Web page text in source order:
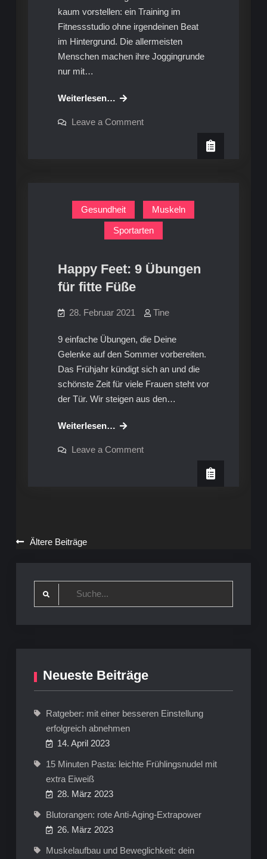
kaum vorstellen: ein Training im
Fitnessstudio ohne irgendeinen Beat
im Hintergrund. Die allermeisten
Menschen machen ihre Joggingrunde
nur mit…
Weiterlesen… Fitness-
Die
Leave a Commenton
Gesundheit Muskeln
Sportarten
Happy Feet: 9 Übungen
für fitte Füße
28. Februar 2021 Tine
9 einfache Übungen, die Deine
Gelenke auf den Sommer vorbereiten.
Das Frühjahr kündigt sich an und die
schönste Zeit für viele Frauen steht vor
der Tür. Wir steigen aus den…
Weiterlesen… Happy
9
Leave a Commenton
Beitragsnavigation
Ältere Beiträge
Neueste Beiträge
Ratgeber: mit einer besseren Einstellung
erfolgreich abnehmen
14. April 2023
15 Minuten Pasta: leichte Frühlingsnudel mit
extra Eiweiß
28. März 2023
Blutorangen: rote Anti-Aging-Extrapower
26. März 2023
Muskelaufbau und Beweglichkeit: dein